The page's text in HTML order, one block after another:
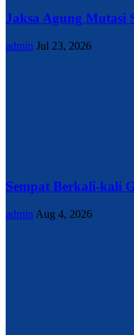
Jaksa Agung Mutasi
admin Jul 23, 2026
Sempat Berkali-kali
admin Aug 4, 2026